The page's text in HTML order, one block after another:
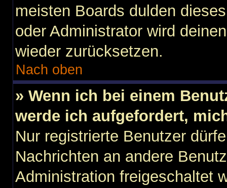
meisten Boards dulden
oder Administrator wird
wieder zurücksetzen.
Nach oben
» Wenn ich bei einem
werde ich aufgefordert,
Nur registrierte Benutzer
Nachrichten an andere
Administration freigeschaltet